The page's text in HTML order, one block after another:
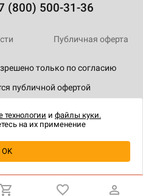
о наличии
(800) 500-31-36
только по согласию
публичной офертой
Публичная оферта
технологии и файлы куки.
на их применение
OK